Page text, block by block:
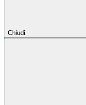
Chiudi